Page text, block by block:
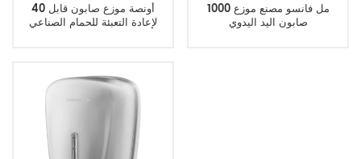
40 أونصة موزع صابون قابل
لإعادة التعبئة للحمام الصناعي
1000 مل فانسو مصنع موزع
صابون اليد اليدوي